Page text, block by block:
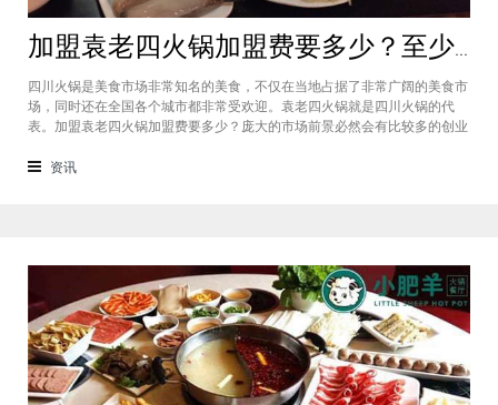
加盟袁老四火锅加盟费要多少？至少50万资金你准备好了吗？
四川火锅是美食市场非常知名的美食，不仅在当地占据了非常广阔的美食市
场，同时还在全国各个城市都非常受欢迎。袁老四火锅就是四川火锅的代
表。加盟袁老四火锅加盟费要多少？庞大的市场前景必然会有比较多的创业
城市都有着不一样的加盟费标准，袁老四火锅加盟至少要有50万资金你准备
资讯